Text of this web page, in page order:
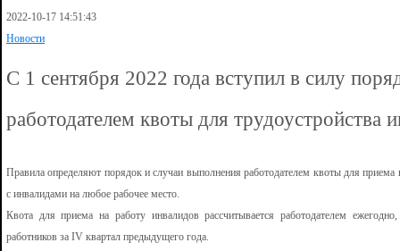
2022-10-17 14:51:43
Новости
С 1 сентября 2022 года вступил в силу
работодателем квоты для трудоустройства
Правила определяют порядок и случаи выполнения работодателем квоты для
с инвалидами на любое рабочее место.
Квота для приема на работу инвалидов рассчитывается работодателем
работников за IV квартал предыдущего года.